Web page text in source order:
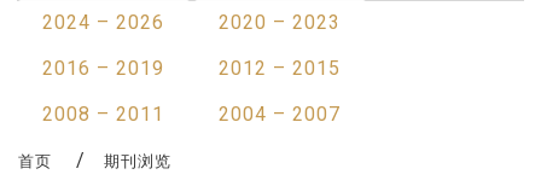
2024 – 2026
2020 – 2023
2016 – 2019
2012 – 2015
2008 – 2011
2004 – 2007
首页 期刊浏览